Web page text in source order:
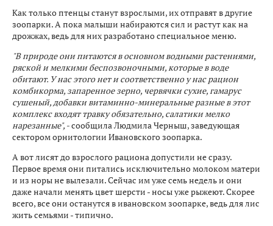
Как только птенцы станут взрослыми, их отправят в другие
зоопарки. А пока малыши набираются сил и растут как на
дрожжах, ведь для них разработано специальное меню.
"В природе они питаются в основном водными растениями,
ряской и мелкими беспозвоночными, которые в воде
обитают. У нас этого нет и соответственно у нас рацион
комбикорма, запаренное зерно, червячки сухие, гамарус
сушеный, добавки витаминно-минеральные разные в этот
комплекс входят травку обязательно, салатики мелко
нарезанные", -сообщила Людмила Черныш, заведующая
сектором орнитологии Ивановского зоопарка.
А вот лисят до взрослого рациона допустили не сразу.
Первое время они питались исключительно молоком матери
и из норы не вылезали. Сейчас им уже семь недель и они
даже начали менять цвет шерсти - носы уже рыжеют. Скорее
всего, все они останутся в ивановском зоопарке, ведь для лис
жить семьями - типично.